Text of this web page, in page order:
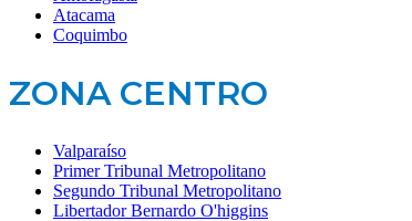
Atacama
Coquimbo
ZONA CENTRO
Valparaíso
Primer Tribunal Metropolitano
Segundo Tribunal Metropolitano
Libertador Bernardo O'higgins